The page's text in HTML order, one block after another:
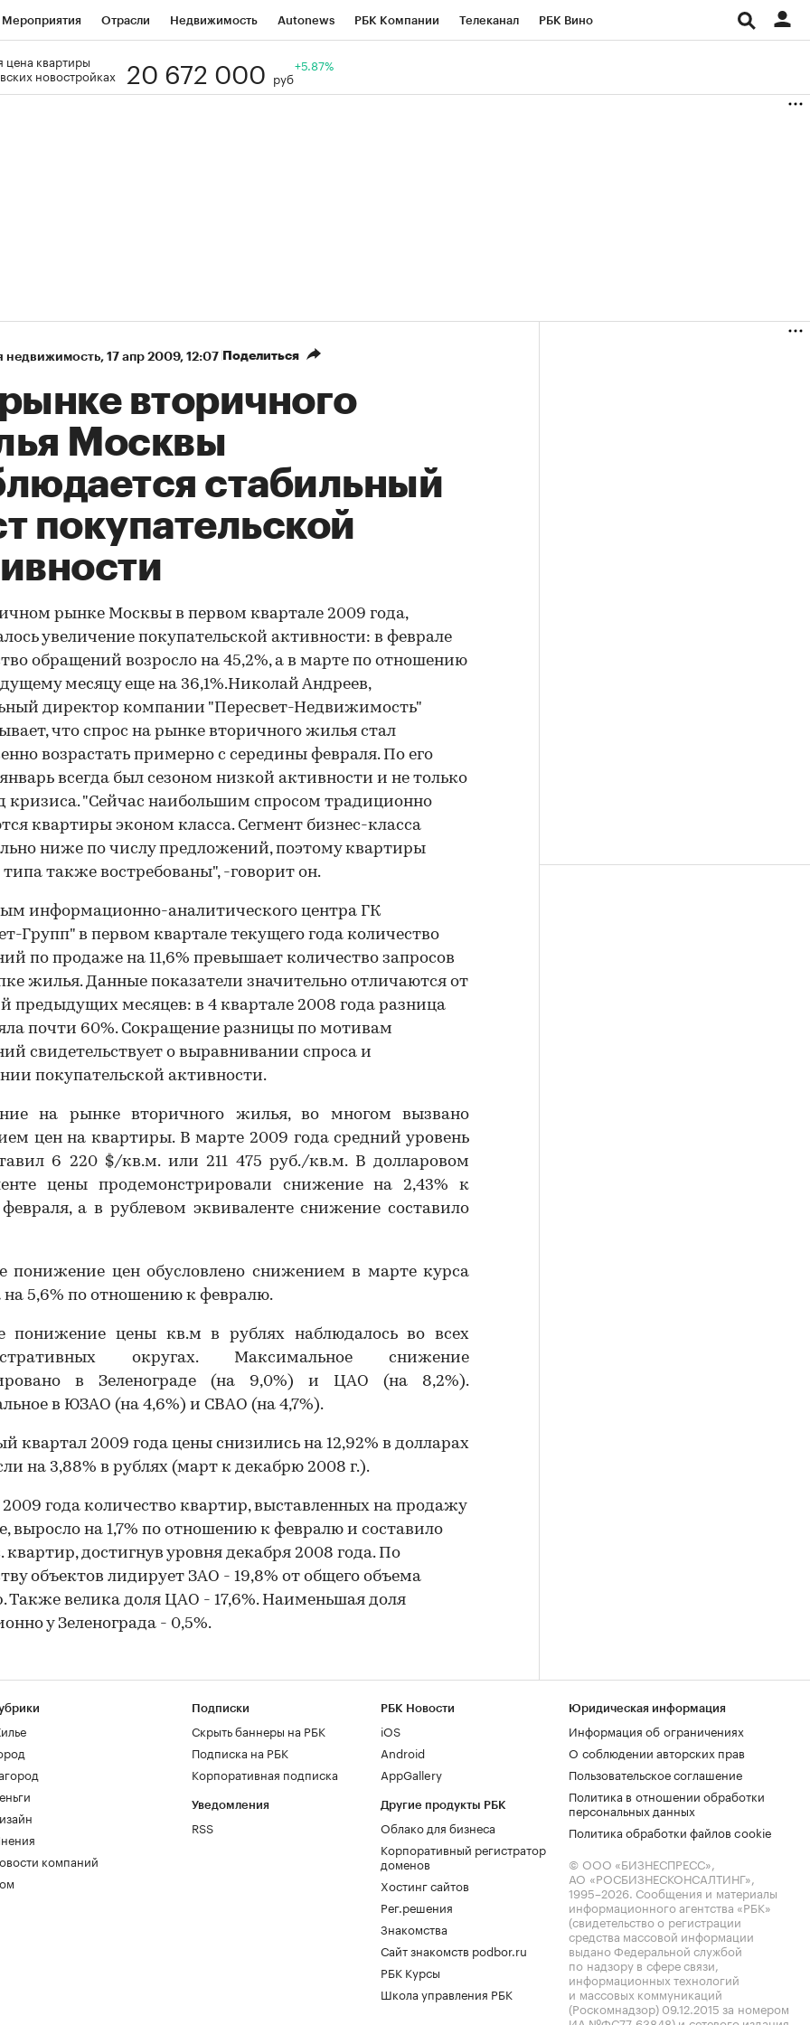
Мероприятия Отрасли Недвижимость Autonews РБК Компании Телеканал РБК Вино
Визионеры
цена квартиры
новостройках
20 672 000 руб
+5.87%
недвижимость⁠, 17 апр 2009, 12:07 Поделиться
вторичного
Москвы
стабильный
покупательской
рынке Москвы в первом квартале 2009 года,
увеличение покупательской активности: в феврале
обращений возросло на 45,2%, а в марте по отношению
месяцу еще на 36,1%.Николай Андреев,
директор компании "Пересвет-Недвижимость"
что спрос на рынке вторичного жилья стал
возрастать примерно с середины февраля. По его
всегда был сезоном низкой активности и не только
кризиса. "Сейчас наибольшим спросом традиционно
квартиры эконом класса. Сегмент бизнес-класса
ниже по числу предложений, поэтому квартиры
типа также востребованы", -говорит он.
информационно-аналитического центра ГК
Групп" в первом квартале текущего года количество
по продаже на 11,6% превышает количество запросов
жилья. Данные показатели значительно отличаются от
предыдущих месяцев: в 4 квартале 2008 года разница
почти 60%. Сокращение разницы по мотивам
свидетельствует о выравнивании спроса и
покупательской активности.
на рынке вторичного жилья, во многом вызвано
цен на квартиры. В марте 2009 года средний уровень
6 220 $/кв.м. или 211 475 руб./кв.м. В долларовом
цены продемонстрировали снижение на 2,43% к
а в рублевом эквиваленте снижение составило
понижение цен обусловлено снижением в марте курса
на 5,6% по отношению к февралю.
понижение цены кв.м в рублях наблюдалось во всех
округах. Максимальное снижение
в Зеленограде (на 9,0%) и ЦАО (на 8,2%).
в ЮЗАО (на 4,6%) и СВАО (на 4,7%).
квартал 2009 года цены снизились на 12,92% в долларах
на 3,88% в рублях (март к декабрю 2008 г.).
года количество квартир, выставленных на продажу
выросло на 1,7% по отношению к февралю и составило
квартир, достигнув уровня декабря 2008 года. По
объектов лидирует ЗАО - 19,8% от общего объема
Также велика доля ЦАО - 17,6%. Наименьшая доля
у Зеленограда - 0,5%.
компаний
Подписки
Скрыть баннеры на РБК
Подписка на РБК
Корпоративная подписка
Уведомления
RSS
РБК Новости
iOS
Android
AppGallery
Другие продукты РБК
Облако для бизнеса
Корпоративный регистратор
доменов
Хостинг сайтов
Рег.решения
Знакомства
Сайт знакомств podbor.ru
РБК Курсы
Школа управления РБК
Юридическая информация
Информация об ограничениях
О соблюдении авторских прав
Пользовательское соглашение
Политика в отношении обработки
персональных данных
Политика обработки файлов cookie
© ООО «БИЗНЕСПРЕСС»,
АО «РОСБИЗНЕСКОНСАЛТИНГ»,
1995–2026. Сообщения и материалы
информационного агентства «РБК»
(свидетельство о регистрации
средства массовой информации
выдано Федеральной службой
по надзору в сфере связи,
информационных технологий
и массовых коммуникаций
(Роскомнадзор) 09.12.2015 за номером